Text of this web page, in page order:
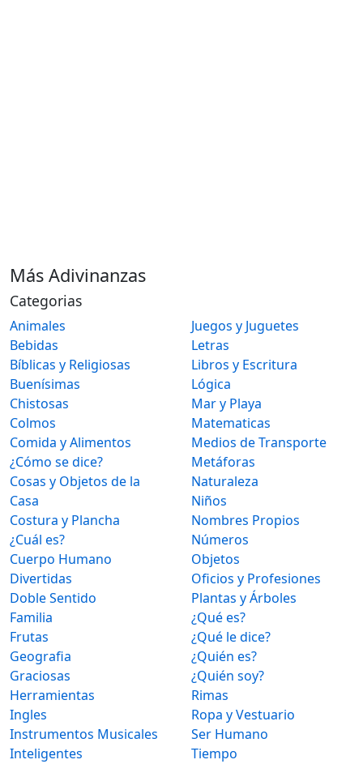
Más Adivinanzas
Categorias
Animales
Bebidas
Bíblicas y Religiosas
Buenísimas
Chistosas
Colmos
Comida y Alimentos
¿Cómo se dice?
Cosas y Objetos de la
Casa
Costura y Plancha
¿Cuál es?
Cuerpo Humano
Divertidas
Doble Sentido
Familia
Frutas
Geografia
Graciosas
Herramientas
Ingles
Instrumentos Musicales
Inteligentes
Juegos y Juguetes
Letras
Libros y Escritura
Lógica
Mar y Playa
Matematicas
Medios de Transporte
Metáforas
Naturaleza
Niños
Nombres Propios
Números
Objetos
Oficios y Profesiones
Plantas y Árboles
¿Qué es?
¿Qué le dice?
¿Quién es?
¿Quién soy?
Rimas
Ropa y Vestuario
Ser Humano
Tiempo